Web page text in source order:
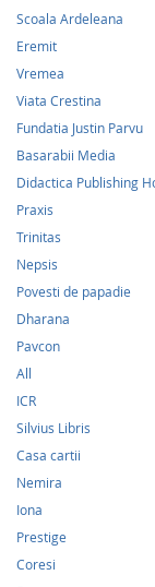
Scoala Ardeleana
Eremit
Vremea
Viata Crestina
Fundatia Justin Parvu
Basarabii Media
Didactica Publishing
Praxis
Trinitas
Nepsis
Povesti de papadie
Dharana
Pavcon
All
ICR
Silvius Libris
Casa cartii
Nemira
Iona
Prestige
Coresi